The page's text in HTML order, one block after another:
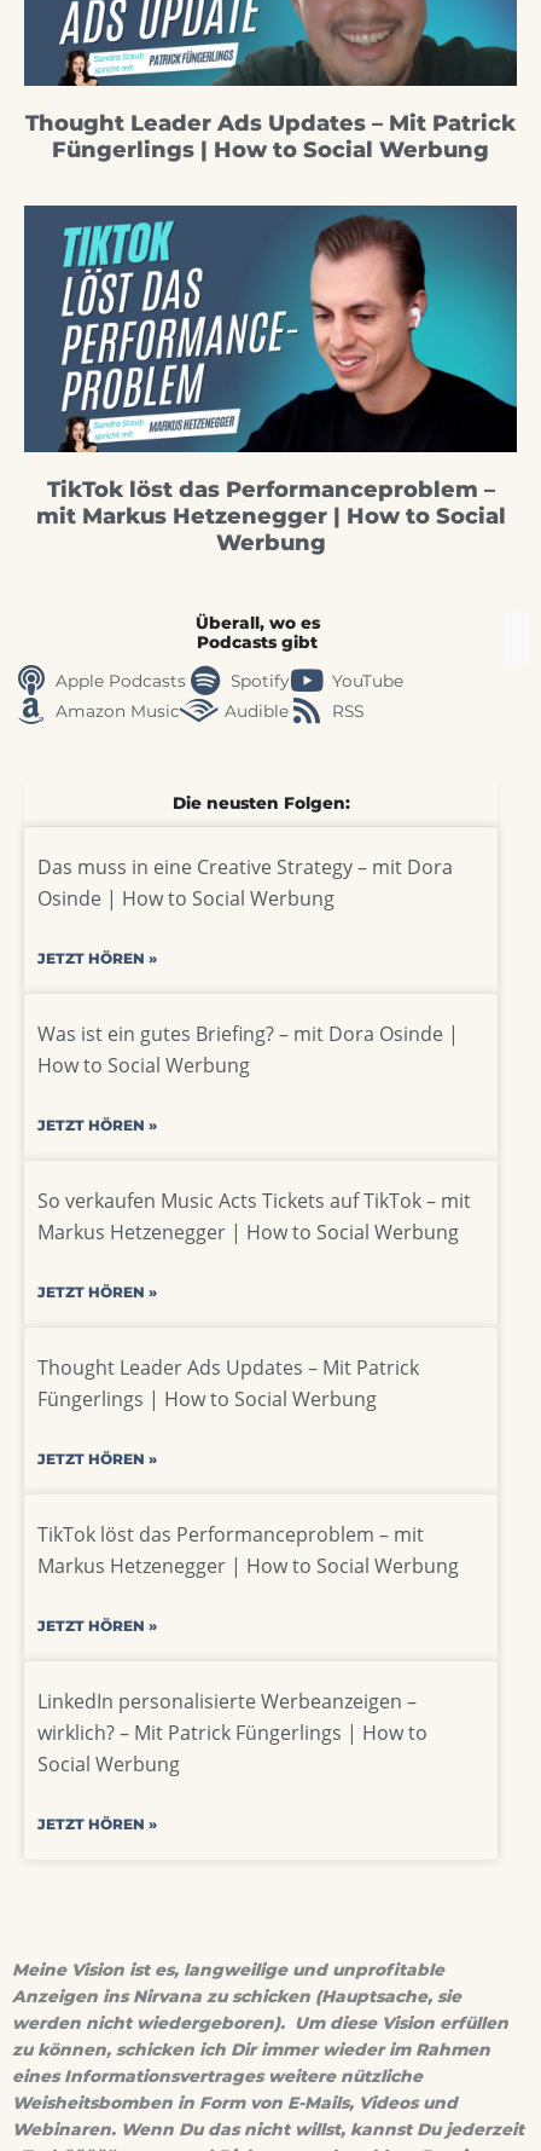
Thought Leader Ads Updates – Mit Patrick
Füngerlings | How to Social Werbung
TikTok löst das Performanceproblem –
mit Markus Hetzenegger | How to Social
Werbung
Überall, wo es
Podcasts gibt
Apple Podcasts
Spotify
YouTube
Amazon Music
Audible RSS
Die neusten Folgen:
Das muss in eine Creative Strategy – mit Dora
Osinde | How to Social Werbung
JETZT HÖREN »
Was ist ein gutes Briefing? – mit Dora Osinde |
How to Social Werbung
JETZT HÖREN »
So verkaufen Music Acts Tickets auf TikTok – mit
Markus Hetzenegger | How to Social Werbung
JETZT HÖREN »
Thought Leader Ads Updates – Mit Patrick
Füngerlings | How to Social Werbung
JETZT HÖREN »
TikTok löst das Performanceproblem – mit
Markus Hetzenegger | How to Social Werbung
JETZT HÖREN »
LinkedIn personalisierte Werbeanzeigen –
wirklich? – Mit Patrick Füngerlings | How to
Social Werbung
JETZT HÖREN »
Meine Vision ist es, langweilige und unprofitable
Anzeigen ins Nirvana zu schicken (Hauptsache, sie
werden nicht wiedergeboren). Um diese Vision erfüllen
zu können, schicken ich Dir immer wieder im Rahmen
eines Informationsvertrages weitere nützliche
Weisheitsbomben in Form von E-Mails, Videos und
Webinaren. Wenn Du das nicht willst, kannst Du jederzeit